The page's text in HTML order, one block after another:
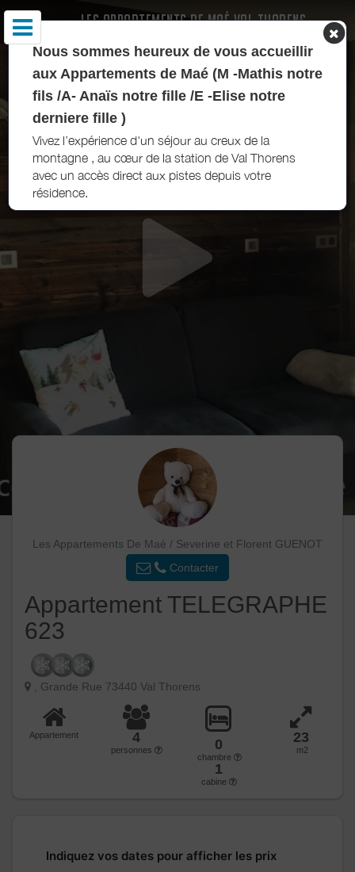
LES APPARTEMENTS DE MAÉ VAL THORENS
Nous sommes heureux de vous accueillir
aux Appartements de Maé (M -Mathis notre
fils /A- Anaïs notre fille /E -Elise notre
derniere fille )
Vivez l’expérience d'un séjour au creux de la
montagne , au cœur de la station de Val Thorens
avec un accès direct aux pistes depuis votre
résidence.
Les Appartements De Maé / Severine et Florent GUENOT
Contacter
Appartement TELEGRAPHE
623
, Grande Rue 73440 Val Thorens
Appartement 4
personnes 0
chambre
1
cabine
23
m2
Indiquez vos dates pour afficher les prix